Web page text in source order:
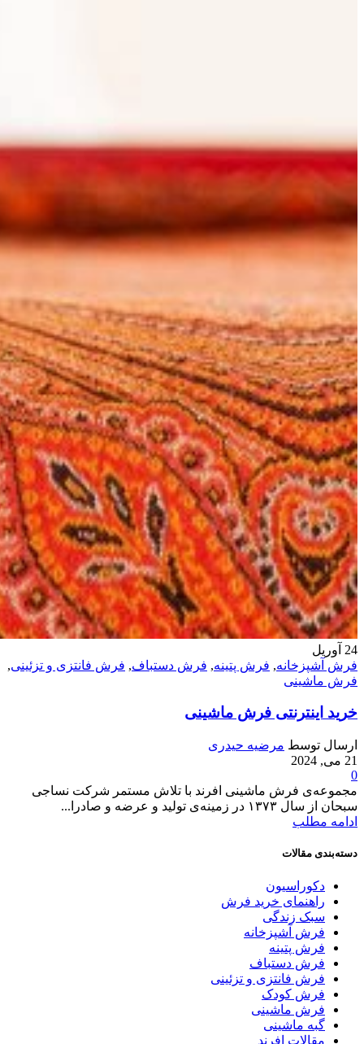
24 آوریل
فرش آشپزخانه, فرش پتینه, فرش دستباف, فرش فانتزی و تزئینی,
فرش ماشینی
خرید اینترنتی فرش ماشینی
ارسال توسط مرضیه حیدری
21 می, 2024
0
مجموعه‌ی فرش ماشینی افرند با تلاش مستمر شرکت نساجی
سبحان از سال ۱۳۷۳ در زمینه‌ی تولید و عرضه و صادرا...
ادامه مطلب
دسته‌بندی مقالات
دکوراسیون
راهنمای خرید فرش
سبک زندگی
فرش آشپزخانه
فرش پتینه
فرش دستباف
فرش فانتزی و تزئینی
فرش کودک
فرش ماشینی
گبه ماشینی
مقالات افرند